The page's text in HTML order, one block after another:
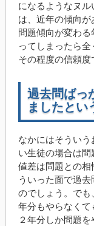
になるようなヌ
は、近年の傾向
問題傾向が変わ
ってしまったら
その程度の信頼度
過去問ばっ
ましたとい
なかにはそうい
い生徒の場合は
値差は問題との
ういった面で過
のでしょう。でも
年分もやらなくて
２年分しか問題